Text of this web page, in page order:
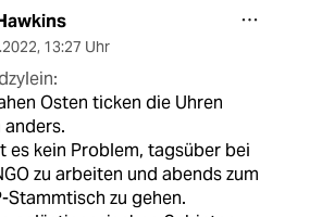
, 13:27 Uhr
Osten ticken die Uhren
anders.
es kein Problem, tagsüber bei
zu arbeiten und abends zum
Stammtisch zu gehen.